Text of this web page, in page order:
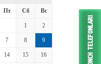
Пт Сб Вс
1 2
7 8 9
14 15 16